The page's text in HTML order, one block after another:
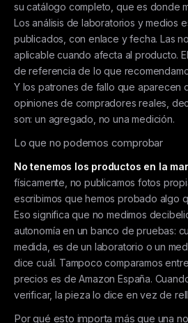
su catálogo completo, que es donde
Los análisis de laboratorios y medios
publicados, con enlace y fecha. Las
aplicable cuando afecta al producto.
de referencia de lo que
Y los patrones de fallo que aparecen
opiniones de compradores reales,
son: un agregado, no una medición.
Lo que no podemos comprobar
No tenemos los productos en la
físicamente, no publicamos fotos
escribimos que hemos probado algo
Eso significa que no medimos
autonomía en un banco de pruebas:
medida, es de un laboratorio o un
dice cuál. Tampoco comparamos
precios es de Amazon España.
verificar, la pieza lo dice en vez de
Por qué esto importa más que una